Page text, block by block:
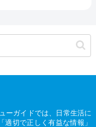
ーガイドでは、日常生活に
切で正しく有益な情報」